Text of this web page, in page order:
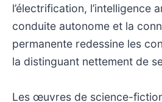
l’électrification, l’intelligence
conduite autonome et la
permanente redessine les
la distinguant nettement de
Les œuvres de science-